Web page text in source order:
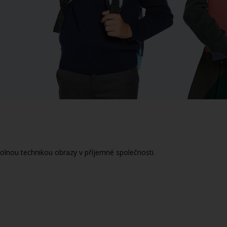
technikou obrazy v příjemné společnosti.